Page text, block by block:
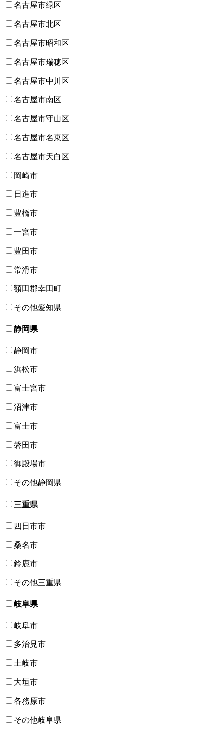
名古屋市緑区
名古屋市北区
名古屋市昭和区
名古屋市瑞穂区
名古屋市中川区
名古屋市南区
名古屋市守山区
名古屋市名東区
名古屋市天白区
岡崎市
日進市
豊橋市
一宮市
豊田市
常滑市
額田郡幸田町
その他愛知県
静岡県
静岡市
浜松市
富士宮市
沼津市
富士市
磐田市
御殿場市
その他静岡県
三重県
四日市市
桑名市
鈴鹿市
その他三重県
岐阜県
岐阜市
多治見市
土岐市
大垣市
各務原市
その他岐阜県